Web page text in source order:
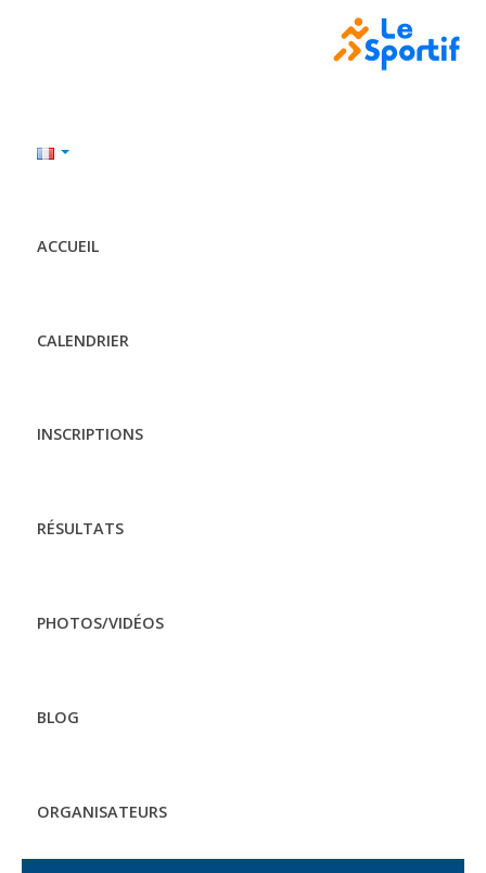
ACCUEIL
CALENDRIER
INSCRIPTIONS
RÉSULTATS
PHOTOS/VIDÉOS
BLOG
ORGANISATEURS